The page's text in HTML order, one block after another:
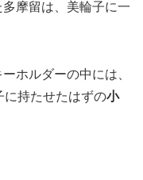
多摩留は、美輪子に一
ホルダーの中には、
に持たせたはずの小